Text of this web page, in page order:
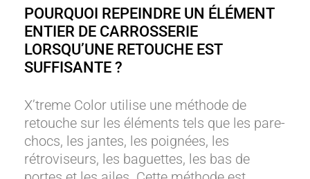
POURQUOI REPEINDRE UN ÉLÉMENT
ENTIER DE CARROSSERIE
LORSQU’UNE RETOUCHE EST
SUFFISANTE ?
X’treme Color utilise une méthode de
retouche sur les éléments tels que les pare-
chocs, les jantes, les poignées, les
rétroviseurs, les baguettes, les bas de